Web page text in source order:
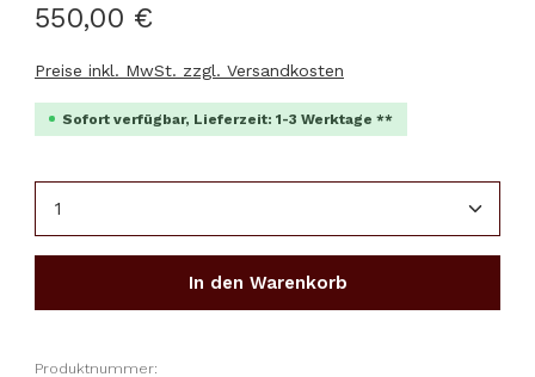
550,00 €
Preise inkl. MwSt. zzgl. Versandkosten
Sofort verfügbar, Lieferzeit: 1-3 Werktage **
In den Warenkorb
Produktnummer: